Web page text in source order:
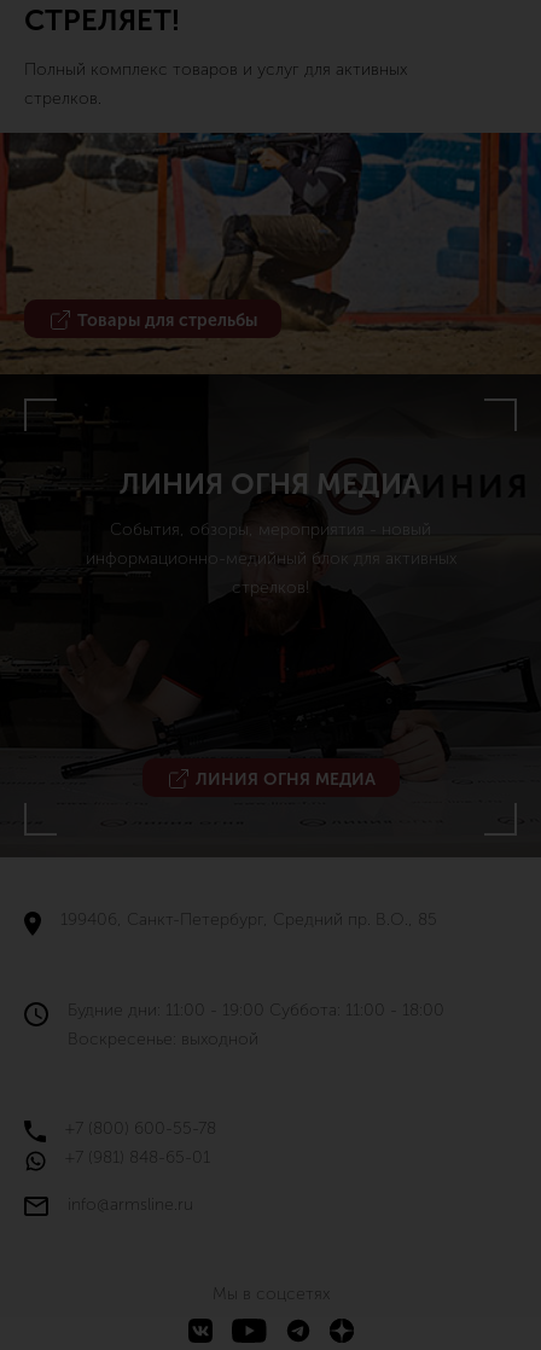
ЛИНИЯ ОГНЯ МЕДИА
События, обзоры, мероприятия - новый
информационно-медийный блок для активных
стрелков!
ЛИНИЯ ОГНЯ МЕДИА
СТРЕЛЯЕТ!
Полный комплекс товаров и услуг для активных
стрелков.
Товары для стрельбы
199406, Санкт-Петербург, Средний пр. В.О., 85
Будние дни: 11:00 - 19:00 Суббота: 11:00 - 18:00
Воскресенье: выходной
+7 (800) 600-55-78
+7 (981) 848-65-01
info@armsline.ru
Мы в соцсетях